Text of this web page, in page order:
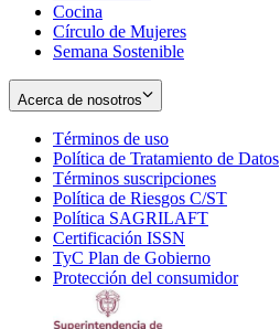
Cocina
Círculo de Mujeres
Semana Sostenible
Acerca de nosotros
Términos de uso
in
new
window
Política de Tratamiento de Datos
Términos suscripciones
in
Política de Riesgos C/ST
Política SAGRILAFT
new
window
Certificación ISSN
in
new
TyC Plan de Gobierno
in
Protección del consumidorOpens